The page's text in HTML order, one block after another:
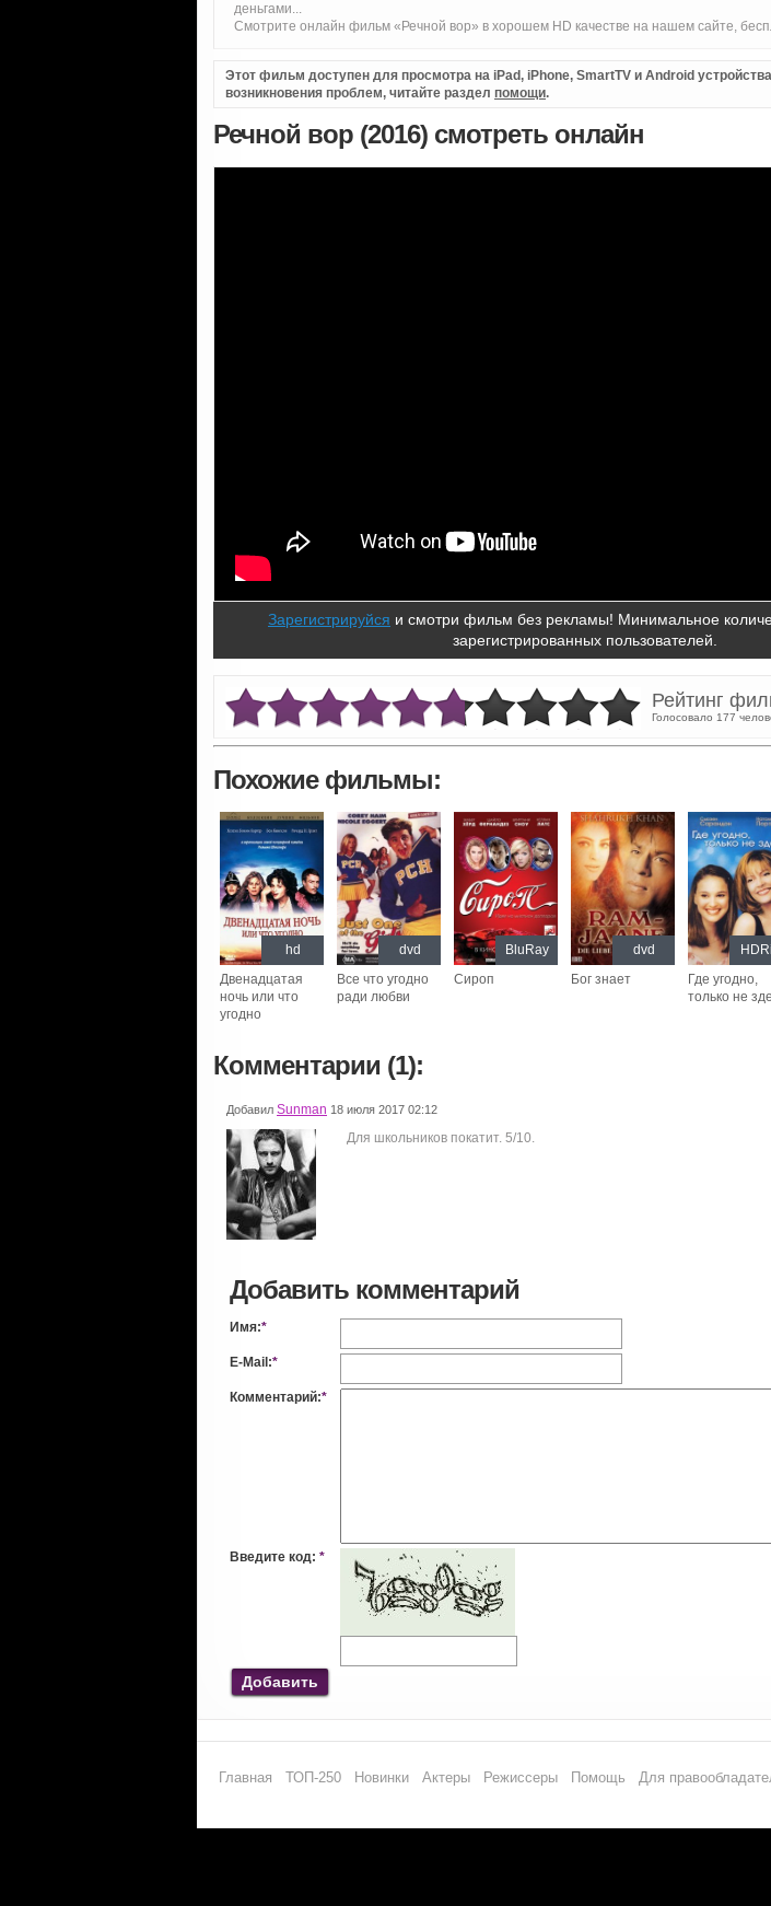
деньгами...
Смотрите онлайн фильм «Речной вор» в хорошем HD качестве на нашем сайте,
Этот фильм доступен для просмотра на iPad, iPhone, SmartTV и Android
возникновения проблем, читайте раздел помощи.
Речной вор (2016) смотреть онлайн
Зарегистрируйся и смотри фильм без рекламы! Минимальное
зарегистрированных пользователей.
Рейтинг
Голосовало 177
Похожие фильмы:
Двенадцатая
ночь или что
угодно
hd
Все что угодно
ради любви
dvd
Сироп
BluRay
Бог знает
dvd
Где угодно,
только не
Комментарии (1):
Добавил Sunman 18 июля 2017 02:12
Для школьников покатит. 5/10.
Добавить комментарий
Имя:*
E-Mail:*
Комментарий:*
Введите код: *
Добавить
Главная ТОП-250 Новинки Актеры Режиссеры Помощь Для